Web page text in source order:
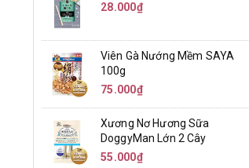
28.000₫
Viên Gà Nướng Mềm SAYA
100g
75.000₫
Xương Nơ Hương Sữa
DoggyMan Lớn 2 Cây
55.000₫